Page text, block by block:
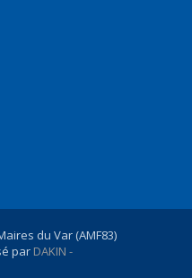
du Var (AMF83)
par DAKIN -